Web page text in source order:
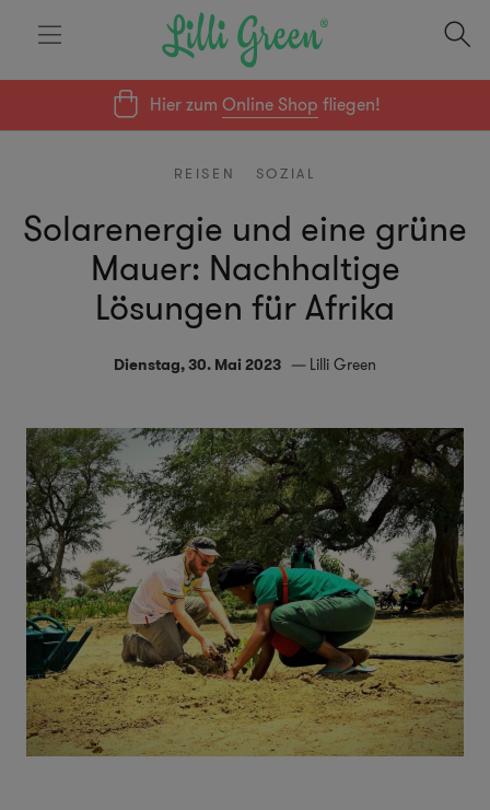
Hier zumOnline Shop fliegen!
REISEN SOZIAL
Solarenergie und eine grüne
Mauer: Nachhaltige
Lösungen für Afrika
Dienstag, 30. Mai 2023 Lilli Green